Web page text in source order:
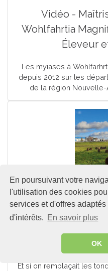
En poursuivant votre
l'utilisation des cookies
services et d'offres
d'intérêts. En savoir plus
OK
Vidéo -
Wohlfahrtia
Éleveur
Les myiases à
depuis 2012 sur les
de la région Nouvelle-
Les Moutons
d’éco-pâturage
Et si on remplaçait les